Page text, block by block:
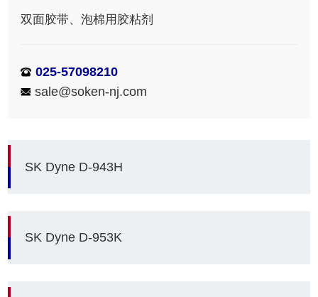
双面胶带、泡棉用胶粘剂
025-57098210
sale@soken-nj.com
SK Dyne D-943H
SK Dyne D-953K